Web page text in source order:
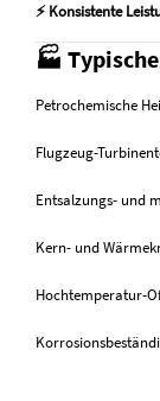
⚡ Konsistente
🏭
Petrochemische
Flugzeug-
Entsalzungs- und
Kern- und
Hochtemperatur-